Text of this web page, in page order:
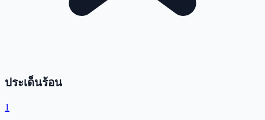
ประเด็นร้อน
1